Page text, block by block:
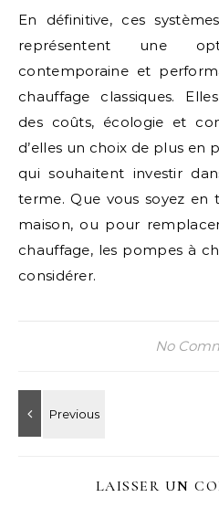
En définitive, ces
représentent une
contemporaine et
chauffage classiques.
des coûts, écologie et
d’elles un choix de plus en
qui souhaitent investir
terme. Que vous soyez en
maison, ou pour
chauffage, les pompes à
considérer.
No
LAISSER UN